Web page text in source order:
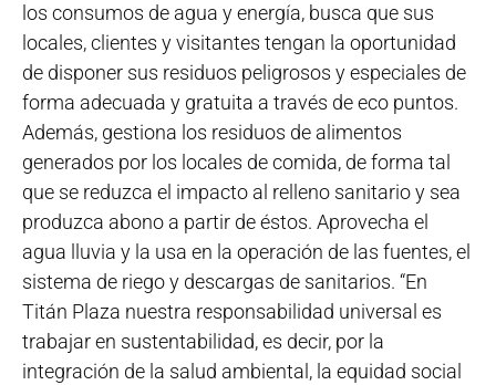
los consumos de agua y energía, busca que sus
locales, clientes y visitantes tengan la oportunidad
de disponer sus residuos peligrosos y especiales de
forma adecuada y gratuita a través de eco puntos.
Además, gestiona los residuos de alimentos
generados por los locales de comida, de forma tal
que se reduzca el impacto al relleno sanitario y sea
produzca abono a partir de éstos. Aprovecha el
agua lluvia y la usa en la operación de las fuentes, el
sistema de riego y descargas de sanitarios. “En
Titán Plaza nuestra responsabilidad universal es
trabajar en sustentabilidad, es decir, por la
integración de la salud ambiental, la equidad social